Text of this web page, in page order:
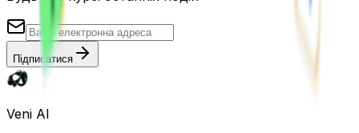
Підписатися
Veni AI